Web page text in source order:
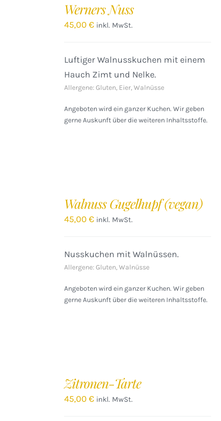
Werners Nuss
45,00€ inkl. MwSt.
Luftiger Walnusskuchen mit einem
Hauch Zimt und Nelke.
Allergene: Gluten, Eier, Walnüsse
Angeboten wird ein ganzer Kuchen. Wir geben
gerne Auskunft über die weiteren Inhaltsstoffe.
Walnuss Gugelhupf (vegan)
45,00€ inkl. MwSt.
Nusskuchen mit Walnüssen.
Allergene: Gluten, Walnüsse
Angeboten wird ein ganzer Kuchen. Wir geben
gerne Auskunft über die weiteren Inhaltsstoffe.
Zitronen-Tarte
45,00€ inkl. MwSt.